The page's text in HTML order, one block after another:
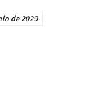
de 2029